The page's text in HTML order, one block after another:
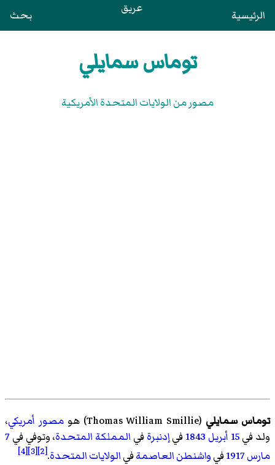
الرئيسية عريق بحث
توماس سمايلي
مصور من الولايات المتحدة الأمريكية
توماس سمايلي (
Thomas William Smillie)‏ هو مصور أمريكي،
ولد في15 أبريل 1843فيإدنبرةفي المملكة المتحدة، وتوفي في 7
مارس1917فيواشنطن العاصمةفيالولايات المتحدة.
[2]
[3]
[4]